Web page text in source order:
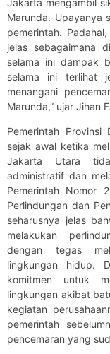
Marunda. Upayanya
pemerintah.
jelas sebagaimana
selama ini dampak
selama ini terlihat
menangani
Marunda,” ujar Jihan
Pemerintah Provinsi
sejak awal ketika
Jakarta Utara
administratif dan
Pemerintah Nomor
Perlindungan dan
seharusnya jelas
melakukan
dengan tegas
lingkungan hidup.
komitmen untuk
lingkungan akibat
kegiatan
pemerintah
pencemaran yang